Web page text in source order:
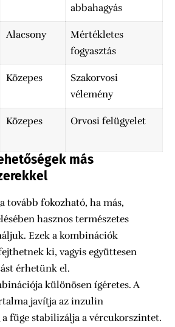
abbahagyás
Alacsony
Mértékletes
fogyasztás
Közepes
Szakorvosi
vélemény
Közepes Orvosi felügyelet
más
tovább fokozható, ha más,
hasznos természetes
Ezek a kombinációk
ki, vagyis együttesen
érhetünk el.
különösen ígéretes. A
javítja az inzulin
füge stabilizálja a vércukorszintet.